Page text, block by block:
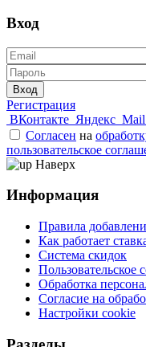
Вход
Вход
Регистрация
ВКонтакте Яндекс
Согласен на
пользовательское
Наверх
Информация
Правила
Как работает
Система скидок
Пользовательское
Обработка
Согласие на
Настройки cookie